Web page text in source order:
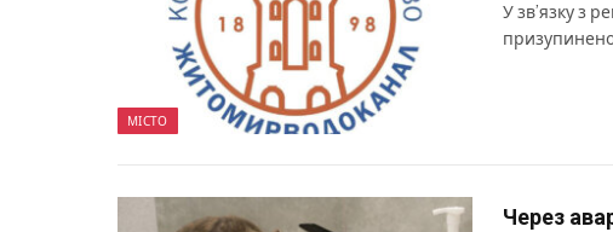
МІСТО
У зв’язку з
Через